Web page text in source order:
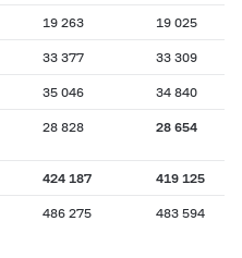
19 263 19 025
33 377 33 309
35 046 34 840
28 828 28 654
424 187 419 125
486 275 483 594